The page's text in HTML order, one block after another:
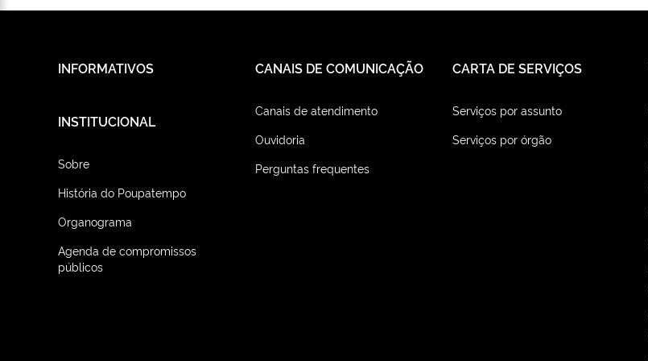
INFORMATIVOS CANAIS DE COMUNICAÇÃO
Canais de atendimento
Ouvidoria
Perguntas frequentes
CARTA DE SERVIÇOS
Serviços por assunto
Serviços por órgão
INSTITUCIONAL
Sobre
História do Poupatempo
Organograma
Agenda de compromissos
públicos